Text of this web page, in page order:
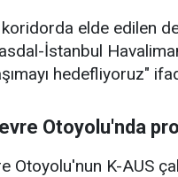
elde edilen
İstanbul
hedefliyoruz"
Otoyolu'nda
Otoyolu'nun K-AUS